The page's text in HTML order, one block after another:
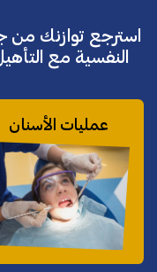
استرجع توازنك من
النفسية مع
عمليات الأسنان